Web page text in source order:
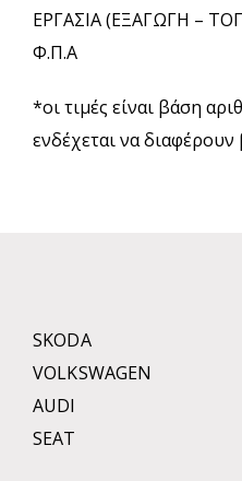
ΕΡΓΑΣΙΑ (ΕΞΑΓΩΓΗ –
Φ.Π.Α
*οι τιμές είναι βάση
ενδέχεται να
SKODA
VOLKSWAGEN
AUDI
SEAT